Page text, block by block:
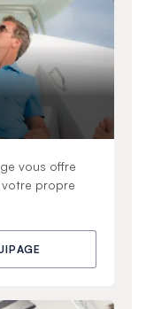
vous offre
propre